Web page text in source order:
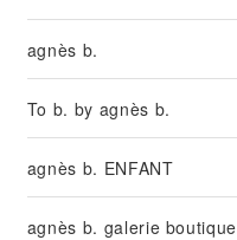
agnès b.
To b. by agnès b.
agnès b. ENFANT
agnès b. galerie boutique